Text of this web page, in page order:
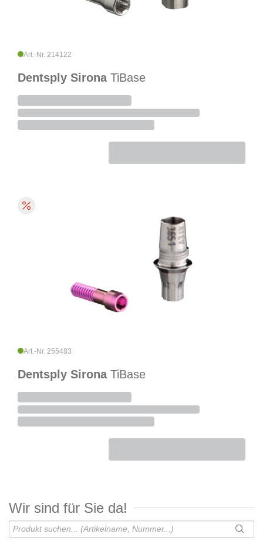
Art.-Nr. 214122
Dentsply Sirona TiBase
Art.-Nr. 255483
Dentsply Sirona TiBase
Wir sind für Sie da!